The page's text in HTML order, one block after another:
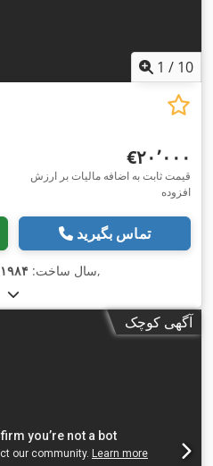
1 / 10
‎€۲۰٬۰۰۰
قیمت ثابت به اضافه مالیات بر ارزش
افزوده
تماس بگیرید
سال ساخت: ۱۹۸۴ ,
آگهی کوچک